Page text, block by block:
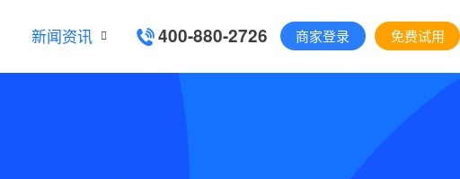
新闻资讯 400-880-2726 商家登录 免费试用